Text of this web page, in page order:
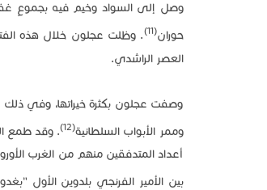
وصل إلى السواد وخيم فيه بجموعٍ
حوران(11)
. وظلت عجلون خلال هذه
العصر الراشدي.
وصفت عجلون بكثرة خيراتها، وفي ذلك
وممر الأبواب السلطانية(12)
. وقد طمع
أعداد المتدفقين منهم من الغرب
بين الأمير الفرنجي بلدوين الأول "بغدوين" ملك بيت المقدس (493-